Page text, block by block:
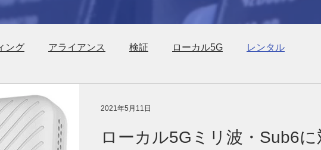
ング アライアンス 検証 ローカル5G レンタル
ローカル5Gミリ波・Sub6に
2021年5月11日